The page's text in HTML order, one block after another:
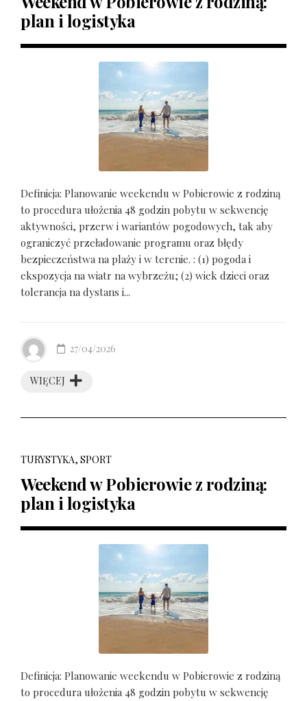
plan i logistyka
Definicja: Planowanie weekendu w Pobierowie z rodziną
to procedura ułożenia 48 godzin pobytu w sekwencję
aktywności, przerw i wariantów pogodowych, tak aby
ograniczyć przeładowanie programu oraz błędy
bezpieczeństwa na plaży i w terenie. : (1) pogoda i
ekspozycja na wiatr na wybrzeżu; (2) wiek dzieci oraz
tolerancja na dystans i...
WIĘCEJ
27/04/2026
TURYSTYKA, SPORT
Weekend w Pobierowie z rodziną:
plan i logistyka
Definicja: Planowanie weekendu w Pobierowie z rodziną
to procedura ułożenia 48 godzin pobytu w sekwencję